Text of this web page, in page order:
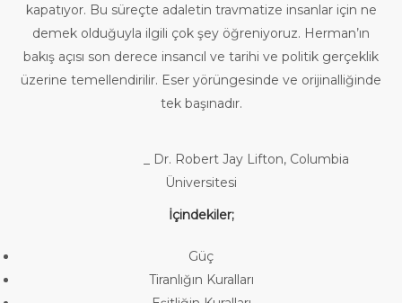
kapatıyor. Bu süreçte adaletin travmatize insanlar için ne
demek olduğuyla ilgili çok şey öğreniyoruz. Herman’ın
bakış açısı son derece insancıl ve tarihi ve politik gerçeklik
üzerine temellendirilir. Eser yörüngesinde ve orijinalliğinde
tek başınadır.
_ Dr. Robert Jay Lifton, Columbia
Üniversitesi
İçindekiler;
Güç
Tiranlığın Kuralları